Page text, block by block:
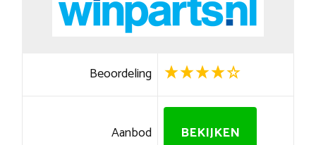
Beoordeling
Aanbod BEKIJKEN